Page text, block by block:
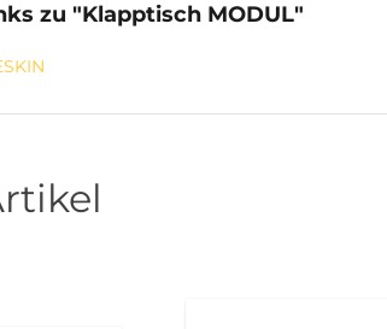
zu "Klapptisch MODUL"